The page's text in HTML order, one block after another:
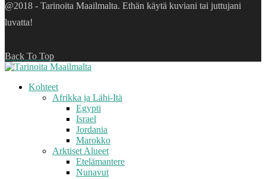
@2018 - Tarinoita Maailmalta. Ethän käytä kuviani tai juttujani
luvatta!
Back To Top
Kohteet
Afrikka ja Lähi-Itä
Egypti
Israel
Jordania
Marokko
Arktiset Alueet
Etelämantere
Nunavut